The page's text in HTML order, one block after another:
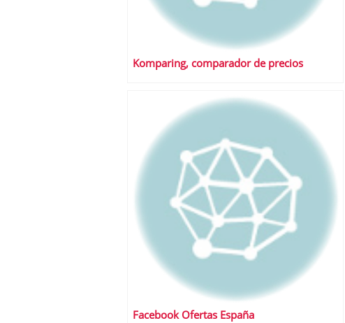
Komparing, comparador de precios
Facebook Ofertas España